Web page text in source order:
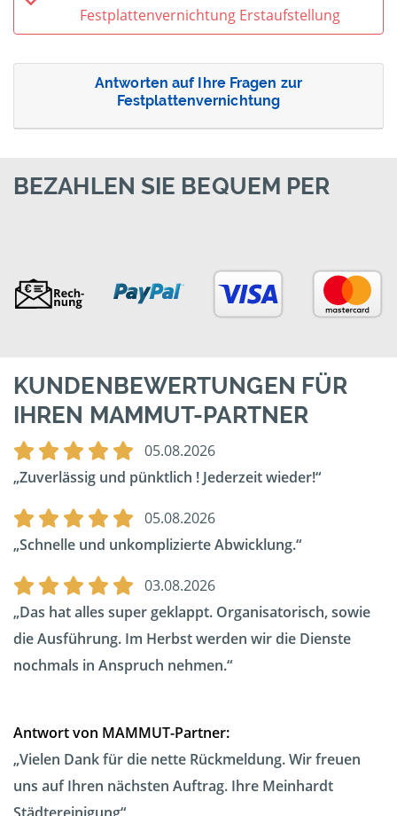
Festplattenvernichtung Erstaufstellung
Antworten auf Ihre Fragen zur
Festplattenvernichtung
BEZAHLEN SIE BEQUEM PER
KUNDENBEWERTUNGEN FÜR
IHREN MAMMUT-PARTNER
05.08.2026
Zuverlässig und pünktlich ! Jederzeit wieder!
05.08.2026
Schnelle und unkomplizierte Abwicklung.
03.08.2026
Das hat alles super geklappt. Organisatorisch, sowie
die Ausführung. Im Herbst werden wir die Dienste
nochmals in Anspruch nehmen.
Antwort von MAMMUT-Partner:
Vielen Dank für die nette Rückmeldung. Wir freuen
uns auf Ihren nächsten Auftrag. Ihre Meinhardt